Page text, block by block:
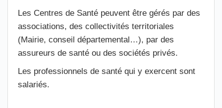
Les Centres de Santé peuvent être gérés par des
associations, des collectivités territoriales
(Mairie, conseil départemental…), par des
assureurs de santé ou des sociétés privés.
Les professionnels de santé qui y exercent sont
salariés.